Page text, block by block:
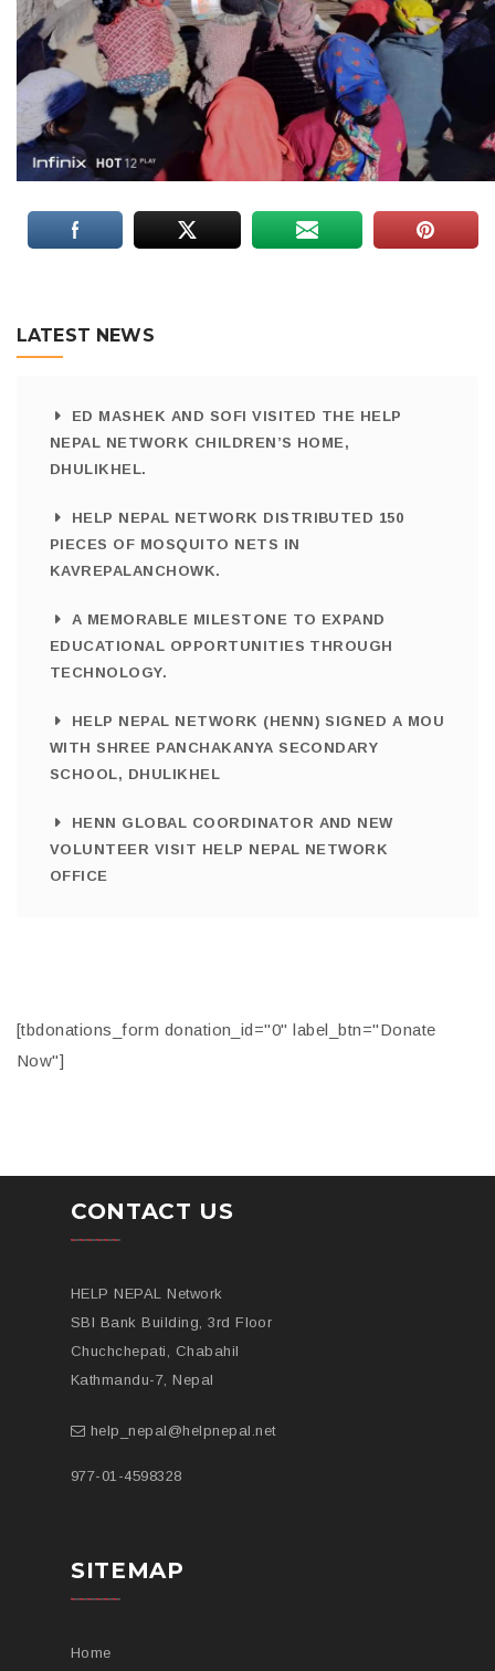
LATEST NEWS
ED MASHEK AND SOFI VISITED THE HELP
NEPAL NETWORK CHILDREN’S HOME,
DHULIKHEL.
HELP NEPAL NETWORK DISTRIBUTED 150
PIECES OF MOSQUITO NETS IN
KAVREPALANCHOWK.
A MEMORABLE MILESTONE TO EXPAND
EDUCATIONAL OPPORTUNITIES THROUGH
TECHNOLOGY.
HELP NEPAL NETWORK (HENN) SIGNED A MOU
WITH SHREE PANCHAKANYA SECONDARY
SCHOOL, DHULIKHEL
HENN GLOBAL COORDINATOR AND NEW
VOLUNTEER VISIT HELP NEPAL NETWORK
OFFICE
[tbdonations_form donation_id="0" label_btn="Donate
Now"]
CONTACT US
HELP NEPAL Network
SBI Bank Building, 3rd Floor
Chuchchepati, Chabahil
Kathmandu-7, Nepal
help_nepal@helpnepal.net
977-01-4598328
SITEMAP
Home